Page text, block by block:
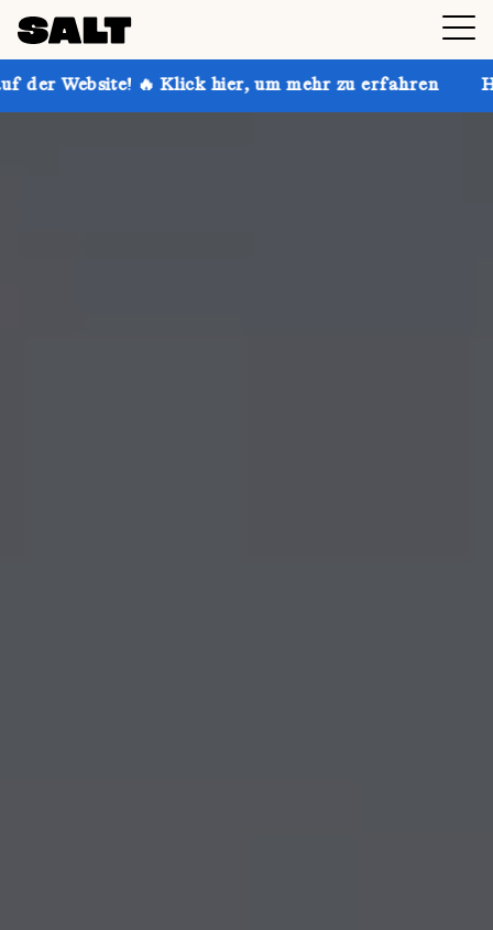
Klick hier, um mehr zu erfahren Hol dir bis zu 30